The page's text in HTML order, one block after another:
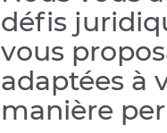
défis
vous
adaptées à
manière